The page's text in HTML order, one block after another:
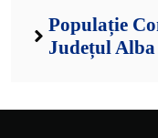
Populație
Județul Alba